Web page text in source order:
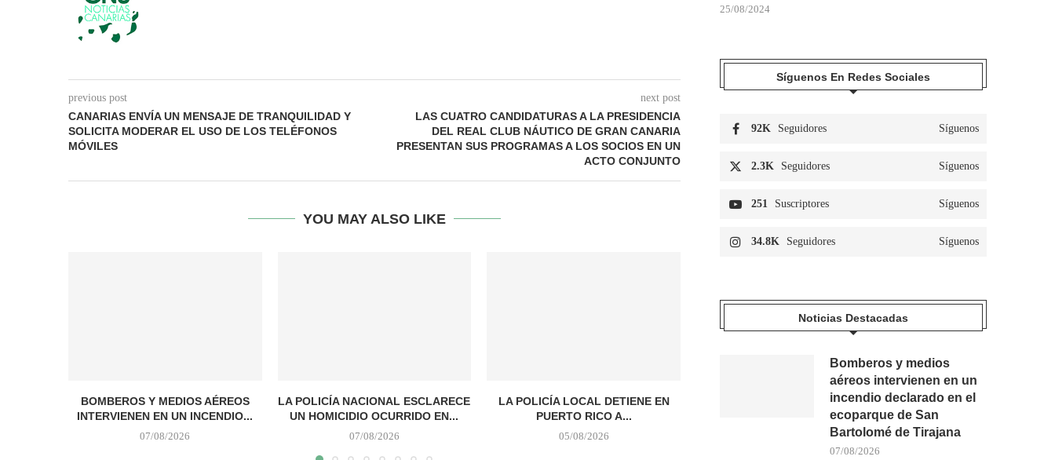
previous post
CANARIAS ENVÍA UN MENSAJE DE TRANQUILIDAD Y
SOLICITA MODERAR EL USO DE LOS TELÉFONOS
MÓVILES
next post
LAS CUATRO CANDIDATURAS A LA PRESIDENCIA
DEL REAL CLUB NÁUTICO DE GRAN CANARIA
PRESENTAN SUS PROGRAMAS A LOS SOCIOS EN UN
ACTO CONJUNTO
YOU MAY ALSO LIKE
BOMBEROS Y MEDIOS AÉREOS
INTERVIENEN EN UN INCENDIO...
07/08/2026
LA POLICÍA NACIONAL ESCLARECE
UN HOMICIDIO OCURRIDO EN...
07/08/2026
LA POLICÍA LOCAL DETIENE EN
PUERTO RICO A...
05/08/2026
ESPECTACULAR VUELCO DE UN
CAMIÓN EN LA FV-109...
LAS CANTERAS PIDE
COSTAS PARA
25/08/2024
Síguenos En Redes Sociales
92K Seguidores Síguenos
2.3K Seguidores Síguenos
251 Suscriptores Síguenos
34.8K Seguidores Síguenos
Noticias Destacadas
Bomberos y medios
aéreos intervienen en un
incendio declarado en el
ecoparque de San
Bartolomé de Tirajana
07/08/2026